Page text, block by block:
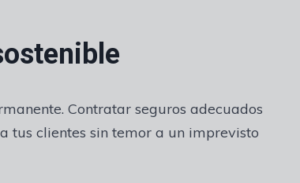
Contratar seguros adecuados
tus clientes sin temor a un imprevisto